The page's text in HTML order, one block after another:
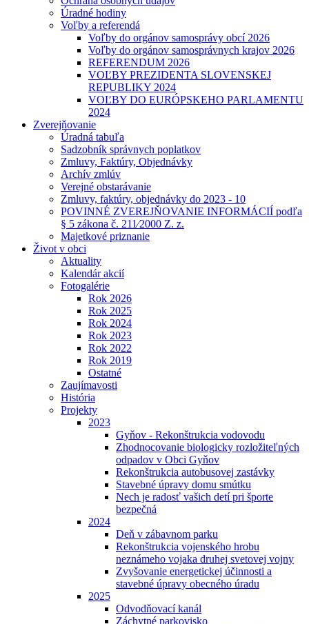
Úradné hodiny
Voľby a referendá
Voľby do orgánov samosprávy obcí 2026
Voľby do orgánov samosprávnych krajov 2026
REFERENDUM 2026
VOĽBY PREZIDENTA SLOVENSKEJ
REPUBLIKY 2024
VOĽBY DO EURÓPSKEHO PARLAMENTU
2024
Zverejňovanie
Úradná tabuľa
Sadzobník správnych poplatkov
Zmluvy, Faktúry, Objednávky
Archív zmlúv
Verejné obstarávanie
Zmluvy, faktúry, objednávky do 2023 - 10
POVINNÉ ZVEREJŇOVANIE INFORMÁCIÍ podľa
§ 5 zákona č. 211⁄2000 Z. z.
Majetkové priznanie
Život v obci
Aktuality
Kalendár akcií
Fotogalérie
Rok 2026
Rok 2025
Rok 2024
Rok 2023
Rok 2022
Rok 2019
Ostatné
Zaujímavosti
História
Projekty
2023
Gyňov - Rekonštrukcia vodovodu
Zhodnocovanie biologicky rozložiteľných
odpadov v Obci Gyňov
Rekonštrukcia autobusovej zastávky
Stavebné úpravy domu smútku
Nech je radosť vašich detí pri športe
bezpečná
2024
Deň v zábavnom parku
Rekonštrukcia vojenského hrobu
neznámeho vojaka druhej svetovej vojny
Zvyšovanie energetickej účinnosti a
stavebné úpravy obecného úradu
2025
Odvodňovací kanál
Záchytné parkovisko